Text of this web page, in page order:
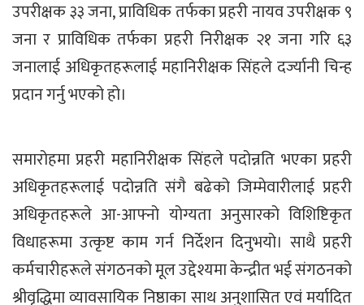
उपरीक्षक ३३ जना, प्राविधिक तर्फका प्रहरी नायव उपरीक्षक ९
जना र प्राविधिक तर्फका प्रहरी निरीक्षक २१ जना गरि ६३
जनालाई अधिकृतहरूलाई महानिरीक्षक सिंहले दर्ज्यानी चिन्ह
प्रदान गर्नु भएको हो।
समारोहमा प्रहरी महानिरीक्षक सिंहले पदोन्नति भएका प्रहरी
अधिकृतहरूलाई पदोन्नति संगै बढेको जिम्मेवारीलाई प्रहरी
अधिकृतहरूले आ-आफ्नो योग्यता अनुसारको विशिष्टिकृत
विधाहरूमा उत्कृष्ट काम गर्न निर्देशन दिनुभयो। साथै प्रहरी
कर्मचारीहरूले संगठनको मूल उद्देश्यमा केन्द्रीत भई संगठनको
श्रीवृद्धिमा व्यावसायिक निष्ठाका साथ अनुशासित एवं मर्यादित